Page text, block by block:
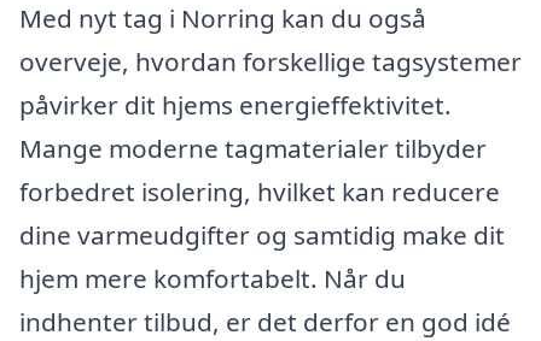
Med nyt tag i Norring kan du også
overveje, hvordan forskellige tagsystemer
påvirker dit hjems energieffektivitet.
Mange moderne tagmaterialer tilbyder
forbedret isolering, hvilket kan reducere
dine varmeudgifter og samtidig make dit
hjem mere komfortabelt. Når du
indhenter tilbud, er det derfor en god idé